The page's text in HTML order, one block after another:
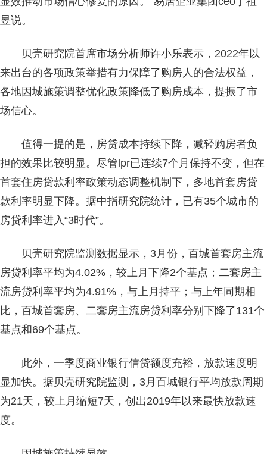
昱说。
贝壳研究院首席市场分析师许小乐表示，2022年以
来出台的各项政策举措有力保障了购房人的合法权益，
各地因城施策调整优化政策降低了购房成本，提振了市
场信心。
值得一提的是，房贷成本持续下降，减轻购房者负
担的效果比较明显。尽管lpr已连续7个月保持不变，但在
首套住房贷款利率政策动态调整机制下，多地首套房贷
款利率明显下降。据中指研究院统计，已有35个城市的
房贷利率进入“3时代”。
贝壳研究院监测数据显示，3月份，百城首套房主流
房贷利率平均为4.02%，较上月下降2个基点；二套房主
流房贷利率平均为4.91%，与上月持平；与上年同期相
比，百城首套房、二套房主流房贷利率分别下降了131个
基点和69个基点。
此外，一季度商业银行信贷额度充裕，放款速度明
显加快。据贝壳研究院监测，3月百城银行平均放款周期
为21天，较上月缩短7天，创出2019年以来最快放款速
度。